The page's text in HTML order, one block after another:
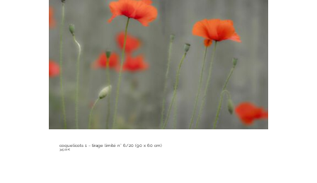
coquelicots 1 ~ tirage limité n° 6/20 (90 x 60 cm)
345,00€